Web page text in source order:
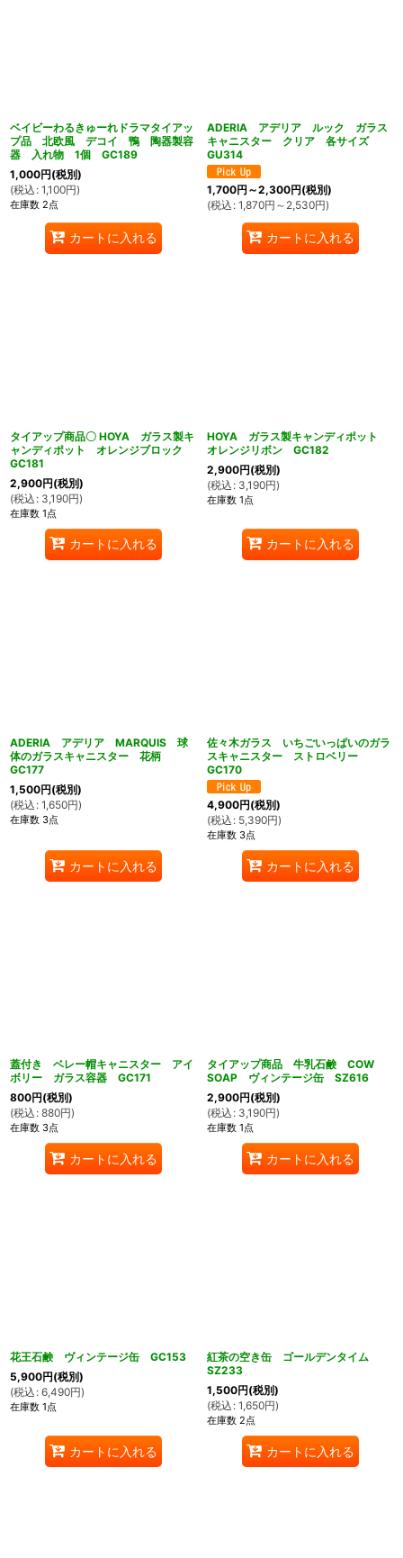
ベイビーわるきゅーれドラマタイアッ
プ品 北欧風 デコイ 鴨 陶器製容
器 入れ物 1個 GC189
1,000円(税別)
(税込 : 1,100円)
在庫数 2点
カートに入れる
ADERIA アデリア ルック ガラス
キャニスター クリア 各サイズ
GU314
1,700円 ～2,300円(税別)
(税込 : 1,870円 ～2,530円)
カートに入れる
タイアップ商品〇 HOYA ガラス製キ
ャンディポット オレンジブロック
GC181
2,900円(税別)
(税込 : 3,190円)
在庫数 1点
カートに入れる
HOYA ガラス製キャンディポット
オレンジリボン GC182
2,900円(税別)
(税込 : 3,190円)
在庫数 1点
カートに入れる
ADERIA アデリア MARQUIS 球
体のガラスキャニスター 花柄
GC177
1,500円(税別)
(税込 : 1,650円)
在庫数 3点
カートに入れる
佐々木ガラス いちごいっぱいのガラ
スキャニスター ストロベリー
GC170
4,900円(税別)
(税込 : 5,390円)
在庫数 3点
カートに入れる
蓋付き ベレー帽キャニスター アイ
ボリー ガラス容器 GC171
800円(税別)
(税込 : 880円)
在庫数 3点
カートに入れる
タイアップ商品 牛乳石鹸 COW
SOAP ヴィンテージ缶 SZ616
2,900円(税別)
(税込 : 3,190円)
在庫数 1点
カートに入れる
花王石鹸 ヴィンテージ缶 GC153
5,900円(税別)
(税込 : 6,490円)
在庫数 1点
カートに入れる
紅茶の空き缶 ゴールデンタイム
SZ233
1,500円(税別)
(税込 : 1,650円)
在庫数 2点
カートに入れる